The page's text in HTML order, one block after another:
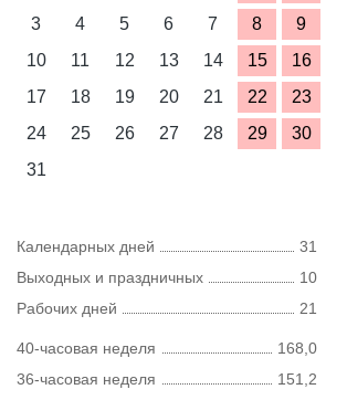
3
4 5 6 7 8
9
10
11 12 13 14 15
16
17
18 19 20 21 22
23
24
25 26 27 28 29
30
31
Календарных дней
31
Выходных и праздничных
10
Рабочих дней
21
40-часовая неделя
168,0
36-часовая неделя
151,2